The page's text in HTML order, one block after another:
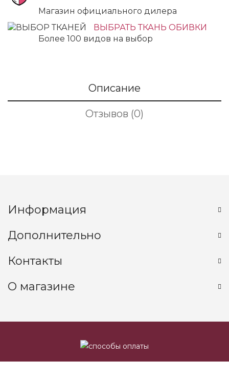
Магазин официального дилера
ВЫБРАТЬ ТКАНЬ ОБИВКИ
Более 100 видов на выбор
Описание
Отзывов (0)
Информация
Дополнительно
Контакты
О магазине